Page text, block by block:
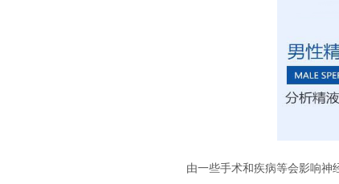
由一些手术和疾病等会影响神经